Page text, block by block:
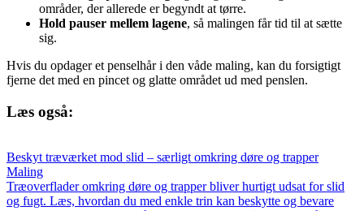
områder, der allerede er begyndt at tørre.
Hold pauser mellem lagene, så malingen får tid til at sætte
sig.
Hvis du opdager et penselhår i den våde maling, kan du forsigtigt
fjerne det med en pincet og glatte området ud med penslen.
Læs også:
Beskyt træværket mod slid – særligt omkring døre og trapper
Maling
Træoverflader omkring døre og trapper bliver hurtigt udsat for slid
og fugt. Læs, hvordan du med enkle trin kan beskytte og bevare